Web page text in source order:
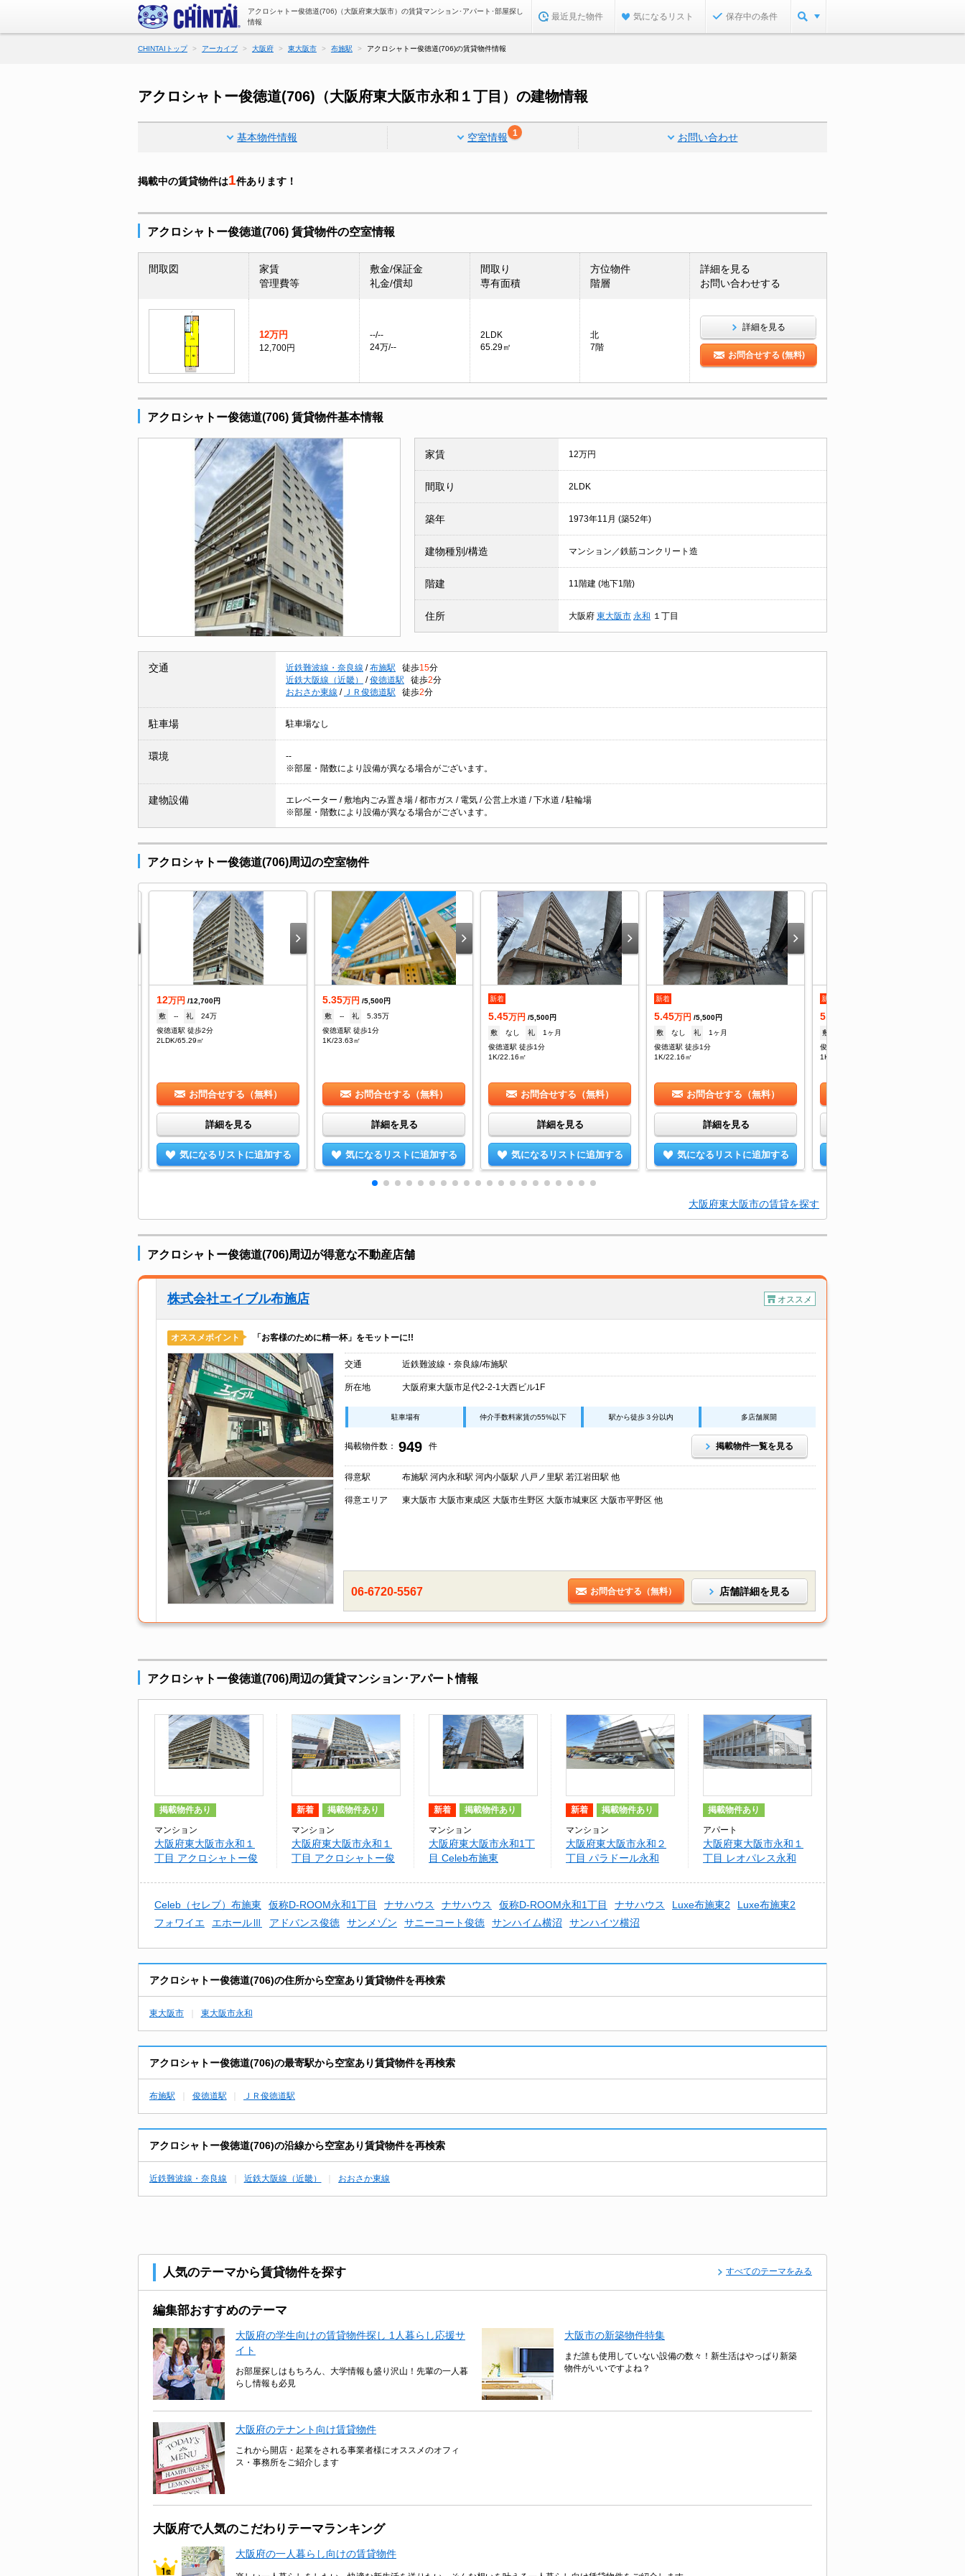
アクロシャトー俊徳道(706)（大阪府東大阪市）の賃貸マンション･アパート･部屋探し
情報
最近見た物件 気になるリスト 保存中の条件
CHINTAIトップ アーカイブ 大阪府 東大阪市 布施駅 アクロシャトー俊徳道(706)の賃貸物件情報
アクロシャトー俊徳道(706)（大阪府東大阪市永和１丁目）の建物情報
基本物件情報 空室情報 1 お問い合わせ
掲載中の賃貸物件は1件あります！
アクロシャトー俊徳道(706) 賃貸物件の空室情報
間取図
家賃
管理費等
敷金/保証金
礼金/償却
間取り
専有面積
方位物件
階層
詳細を見る
お問い合わせする
12万円
12,700円
--/--
24万/--
2LDK
65.29㎡
北
7階
詳細を見る
お問合せする (無料)
アクロシャトー俊徳道(706) 賃貸物件基本情報
家賃 12万円
間取り 2LDK
築年 1973年11月 (築52年)
建物種別/構造 マンション／鉄筋コンクリート造
階建 11階建 (地下1階)
住所 大阪府 東大阪市 永和 １丁目
交通 近鉄難波線・奈良線 / 布施駅 徒歩15分
近鉄大阪線（近畿）
/ 俊徳道駅 徒歩2分
おおさか東線 / ＪＲ俊徳道駅 徒歩2分
駐車場 駐車場なし
環境
--
※部屋・階数により設備が異なる場合がございます。
建物設備
エレベーター / 敷地内ごみ置き場 / 都市ガス / 電気 / 公営上水道 / 下水道 / 駐輪場
※部屋・階数により設備が異なる場合がございます。
アクロシャトー俊徳道(706)周辺の空室物件
12万円 /12,700円
敷
-- 礼
24万
俊徳道駅 徒歩2分
2LDK/65.29㎡
お問合せする（無料）
詳細を見る
気になるリストに追加する
5.35万円 /5,500円
敷
-- 礼
5.35万
俊徳道駅 徒歩1分
1K/23.63㎡
お問合せする（無料）
詳細を見る
気になるリストに追加する
新着
5.45万円 /5,500円
敷
なし 礼
1ヶ月
俊徳道駅 徒歩1分
1K/22.16㎡
お問合せする（無料）
詳細を見る
気になるリストに追加する
新着
5.45万円 /5,500円
敷
なし 礼
1ヶ月
俊徳道駅 徒歩1分
1K/22.16㎡
お問合せする（無料）
詳細を見る
気になるリストに追加する
新着
5.45
敷
俊徳道駅 徒歩1分
1K/22.16㎡
大阪府東大阪市の賃貸を探す
アクロシャトー俊徳道(706)周辺が得意な不動産店舗
株式会社エイブル布施店 オススメ
オススメポイント 「お客様のために精一杯」をモットーに!!
交通 近鉄難波線・奈良線/布施駅
所在地 大阪府東大阪市足代2-2-1大西ビル1F
駐車場有 仲介手数料家賃の55%以下 駅から徒歩３分以内 多店舗展開
掲載物件数： 949 件 掲載物件一覧を見る
得意駅 布施駅 河内永和駅 河内小阪駅 八戸ノ里駅 若江岩田駅 他
得意エリア 東大阪市 大阪市東成区 大阪市生野区 大阪市城東区 大阪市平野区 他
06-6720-5567 お問合せする（無料） 店舗詳細を見る
アクロシャトー俊徳道(706)周辺の賃貸マンション･アパート情報
掲載物件あり
マンション
大阪府東大阪市永和１
丁目 アクロシャトー俊
新着 掲載物件あり
マンション
大阪府東大阪市永和１
丁目 アクロシャトー俊
新着 掲載物件あり
マンション
大阪府東大阪市永和1丁
目 Celeb布施東
新着 掲載物件あり
マンション
大阪府東大阪市永和２
丁目 パラドール永和
掲載物件あり
アパート
大阪府東大阪市永和１
丁目 レオパレス永和
Celeb（セレブ）布施東 仮称D-ROOM永和1丁目 ナサハウス ナサハウス 仮称D-ROOM永和1丁目 ナサハウス Luxe布施東2
Luxe布施東2
フォワイエ
エホールⅢ アドバンス俊徳 サンメゾン サニーコート俊徳 サンハイム横沼 サンハイツ横沼
アクロシャトー俊徳道(706)の住所から空室あり賃貸物件を再検索
東大阪市 東大阪市永和
アクロシャトー俊徳道(706)の最寄駅から空室あり賃貸物件を再検索
布施駅 俊徳道駅 ＪＲ俊徳道駅
アクロシャトー俊徳道(706)の沿線から空室あり賃貸物件を再検索
近鉄難波線・奈良線 近鉄大阪線（近畿） おおさか東線
人気のテーマから賃貸物件を探す すべてのテーマをみる
編集部おすすめのテーマ
大阪府の学生向けの賃貸物件探し 1人暮らし応援サ
イト
お部屋探しはもちろん、大学情報も盛り沢山！先輩の一人暮
らし情報も必見
大阪市の新築物件特集
まだ誰も使用していない設備の数々！新生活はやっぱり新築
物件がいいですよね？
大阪府のテナント向け賃貸物件
これから開店・起業をされる事業者様にオススメのオフィ
ス・事務所をご紹介します
大阪府で人気のこだわりテーマランキング
大阪府の一人暮らし向けの賃貸物件